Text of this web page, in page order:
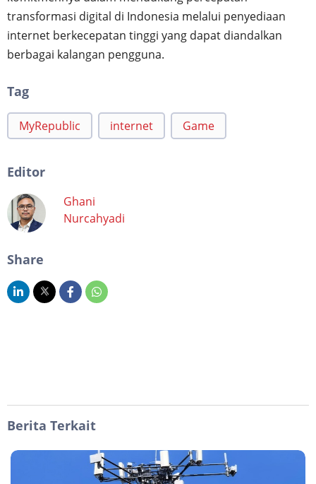
transformasi digital di Indonesia melalui penyediaan
internet berkecepatan tinggi yang dapat diandalkan
berbagai kalangan pengguna.
Tag
MyRepublic internet Game
Editor
Ghani
Nurcahyadi
Share
Berita Terkait